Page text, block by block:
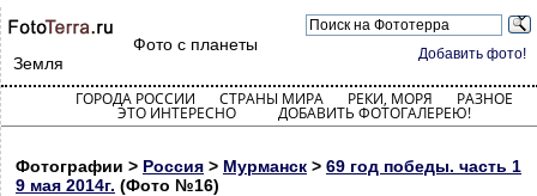
Добавить фото!
Фото с планеты
Земля
ГОРОДА РОССИИ СТРАНЫ МИРА РЕКИ, МОРЯ РАЗНОЕ
ЭТО ИНТЕРЕСНО ДОБАВИТЬ ФОТОГАЛЕРЕЮ!
Фотографии > Россия > Мурманск > 69 год победы. часть 1
9 мая 2014г. (Фото №16)